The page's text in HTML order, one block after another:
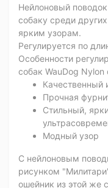
Нейлоновый
собаку среди
ярким узорам.
Регулируется по
Особенности
собак WauDog
Качественный
Прочная
Стильный,
Модный узор
С нейлоновым
рисунком
ошейник из этой же